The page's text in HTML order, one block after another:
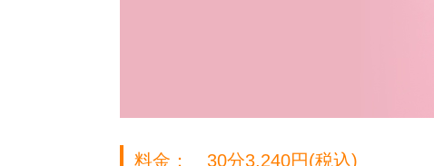
料金： 30分3,240円(税込)